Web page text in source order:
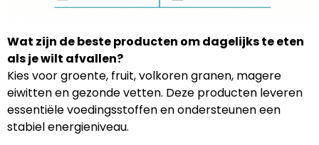
Wat zijn de beste producten om dagelijks te eten
als je wilt afvallen?
Kies voor groente, fruit, volkoren granen, magere
eiwitten en gezonde vetten. Deze producten leveren
essentiële voedingsstoffen en ondersteunen een
stabiel energieniveau.